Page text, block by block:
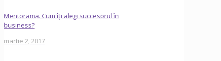
Mentorama. Cum îți alegi succesorul în
business?
martie 2, 2017